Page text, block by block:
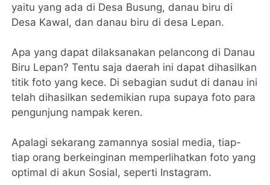
yaitu yang ada di Desa Busung, danau biru di
Desa Kawal, dan danau biru di desa Lepan.
Apa yang dapat dilaksanakan pelancong di Danau
Biru Lepan? Tentu saja daerah ini dapat dihasilkan
titik foto yang kece. Di sebagian sudut di danau ini
telah dihasilkan sedemikian rupa supaya foto para
pengunjung nampak keren.
Apalagi sekarang zamannya sosial media, tiap-
tiap orang berkeinginan memperlihatkan foto yang
optimal di akun Sosial, seperti Instagram.